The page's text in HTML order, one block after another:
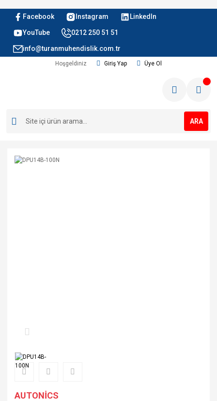
Facebook Instagram LinkedIn
YouTube 0212 250 51 51
info@turanmuhendislik.com.tr
Hoşgeldiniz Giriş Yap Üye Ol
ARA
AUTONİCS